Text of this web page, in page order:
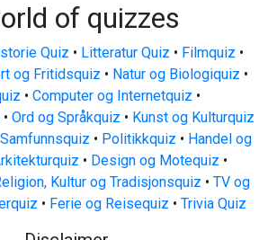
of quizzes
Quiz • Litteratur Quiz • Filmquiz •
og Fritidsquiz • Natur og Biologiquiz •
• Computer og Internetquiz •
• Ord og Språkquiz • Kunst og Kulturquiz
Samfunnsquiz • Politikkquiz • Handel og
• Design og Motequiz •
Kultur og Tradisjonsquiz • TV og
• Ferie og Reisequiz • Trivia Quiz